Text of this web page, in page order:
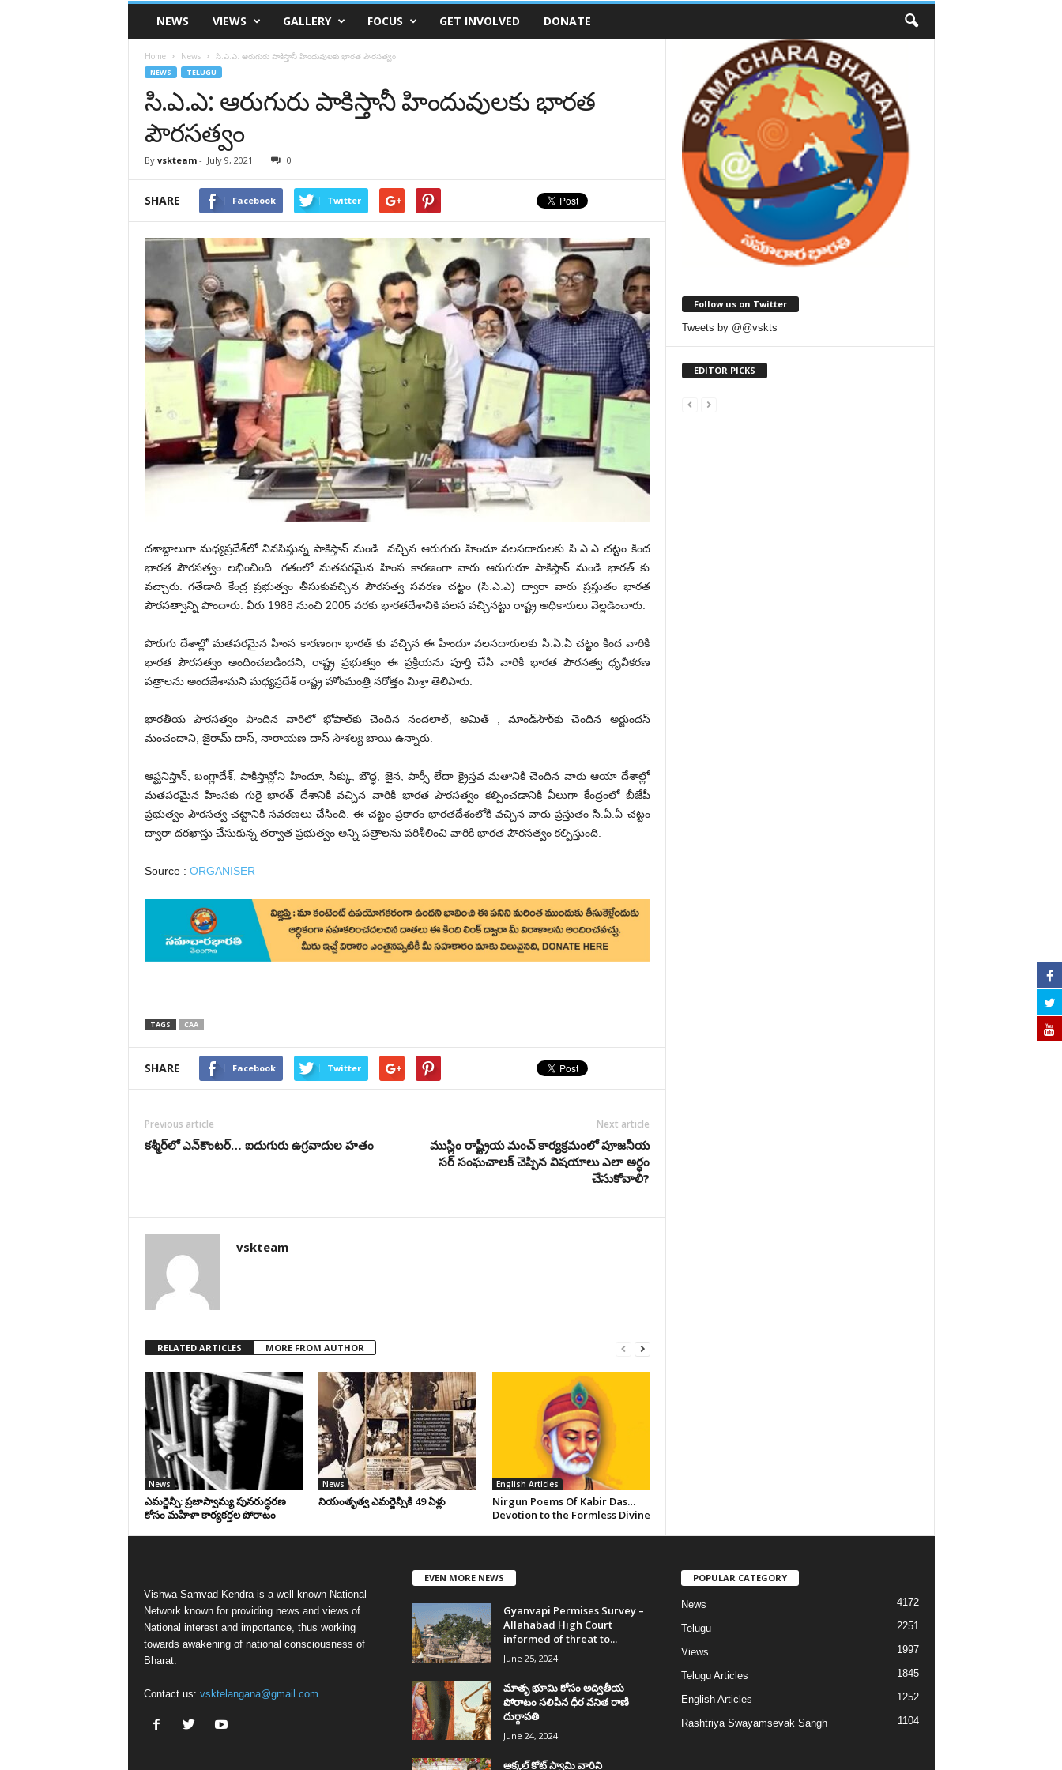
VSK
TelanganaNEWS VIEWS GALLERY FOCUS GET INVOLVED DONATE
Home News సి.ఎ.ఎ: ఆరుగురు పాకిస్తానీ హిందువుల‌కు భార‌త పౌర‌స‌త్వం
NEWS TELUGU
సి.ఎ.ఎ: ఆరుగురు పాకిస్తానీ హిందువుల‌కు భార‌త
పౌర‌స‌త్వం
By vskteam- July 9, 2021 0
SHARE Facebook Twitter
దశాబ్దాలుగా మధ్యప్రదేశ్‌లో నివసిస్తున్న పాకిస్తాన్ నుండి వ‌చ్చిన ఆరుగురు హిందూ వలసదారులకు సి.ఎ.ఎ చ‌ట్టం కింద
భారత పౌరసత్వం లభించింది. గ‌తంలో మతపరమైన హింస కారణంగా వారు ఆరుగురూ పాకిస్తాన్ నుండి భార‌త్ కు
వ‌చ్చారు. గ‌తేడాది కేంద్ర ప్ర‌భుత్వం తీసుకువ‌చ్చిన పౌర‌స‌త్వ స‌వ‌ర‌ణ చ‌ట్టం (సి.ఎ.ఎ) ద్వారా వారు ప్ర‌స్తుతం భార‌త
పౌర‌స‌త్వాన్ని పొందారు. వీరు 1988 నుంచి 2005 వ‌ర‌కు భారతదేశానికి వలస వచ్చినట్టు రాష్ట్ర అధికారులు వెల్ల‌డించారు.
పొరుగు దేశాల్లో మతపరమైన హింస కారణంగా భార‌త్ కు వ‌చ్చిన ఈ హిందూ వలసదారులకు సి.ఏ.ఏ చ‌ట్టం కింద వారికి
భారత పౌరసత్వం అందించ‌బ‌డింద‌ని, రాష్ట్ర ప్రభుత్వం ఈ ప్రక్రియను పూర్తి చేసి వారికి భారత పౌరసత్వ ధృవీకరణ
పత్రాలను అందజేశామ‌ని మ‌ధ్య‌ప్ర‌దేశ్ రాష్ట్ర హోంమంత్రి నరోత్తం మిశ్రా తెలిపారు.
భారతీయ పౌరసత్వం పొందిన వారిలో భోపాల్‌కు చెందిన నందలాల్, అమిత్ , మాండ్‌సౌర్‌కు చెందిన అర్జుందస్
మంచందాని, జైరామ్ దాస్, నారాయణ దాస్ సౌశల్య బాయి ఉన్నారు.
ఆఫ్ఘనిస్తాన్, బంగ్లాదేశ్, పాకిస్తాన్లోని హిందూ, సిక్కు, బౌద్ధ, జైన, పార్సీ లేదా క్రైస్తవ మ‌తానికి చెందిన వారు ఆయా దేశాల్లో
మ‌త‌ప‌ర‌మైన హింస‌కు గురై భార‌త్ దేశానికి వ‌చ్చిన వారికి భార‌త పౌర‌స‌త్వం క‌ల్పించ‌డానికి వీలుగా కేంద్రంలో బీజేపీ
ప్ర‌భుత్వం పౌర‌స‌త్వ చ‌ట్టానికి స‌వ‌ర‌ణలు చేసింది. ఈ చ‌ట్టం ప్ర‌కారం భారతదేశంలోకి వ‌చ్చిన వారు ప్ర‌స్తుతం సి.ఏ.ఏ చ‌ట్టం
ద్వారా ద‌ర‌ఖాస్తు చేసుకున్న త‌ర్వాత ప్ర‌భుత్వం అన్ని ప‌త్రాల‌ను ప‌రిశీలించి వారికి భార‌త పౌర‌స‌త్వం క‌ల్పిస్తుంది.
Source : ORGANISER
TAGS CAA
SHARE Facebook Twitter
Previous article
కశ్మీర్‌లో ఎన్‌కౌంటర్‌… ఐదుగురు ఉగ్ర‌వాదుల హతం
Next article
ముస్లిం రాష్ట్రీయ మంచ్ కార్యక్రమంలో పూజనీయ
సర్ సంఘచాలక్ చెప్పిన విషయాలు ఎలా అర్ధం
చేసుకోవాలి?
vskteam
RELATED ARTICLES MORE FROM AUTHOR
News
ఎమర్జెన్సీ: ప్రజాస్వామ్య పునరుద్ధరణ
కోసం మహిళా కార్యకర్తల పోరాటం
News
నియంతృత్వ ఎమర్జెన్సీకి 49 ఏళ్లు
English Articles
Nirgun Poems Of Kabir Das…
Devotion to the Formless Divine
Follow us on Twitter
Tweets by @@vskts
EDITOR PICKS
Vishwa Samvad Kendra is a well known National
Network known for providing news and views of
National interest and importance, thus working
towards awakening of national consciousness of
Bharat.
Contact us: vsktelangana@gmail.com
EVEN MORE NEWS
Gyanvapi Permises Survey –
Allahabad High Court
informed of threat to...
June 25, 2024
మాతృ భూమి కోసం అద్వితీయ
పోరాటం సలిపిన ధీర వనిత రాణి
దుర్గావతి
June 24, 2024
అక్కల్‌ కోట్‌ స్వామి వారిని
POPULAR CATEGORY
News 4172
Telugu 2251
Views 1997
Telugu Articles 1845
English Articles 1252
Rashtriya Swayamsevak Sangh 1104